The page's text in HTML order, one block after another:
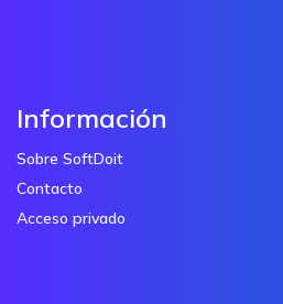
Información
Sobre SoftDoit
Contacto
Acceso privado